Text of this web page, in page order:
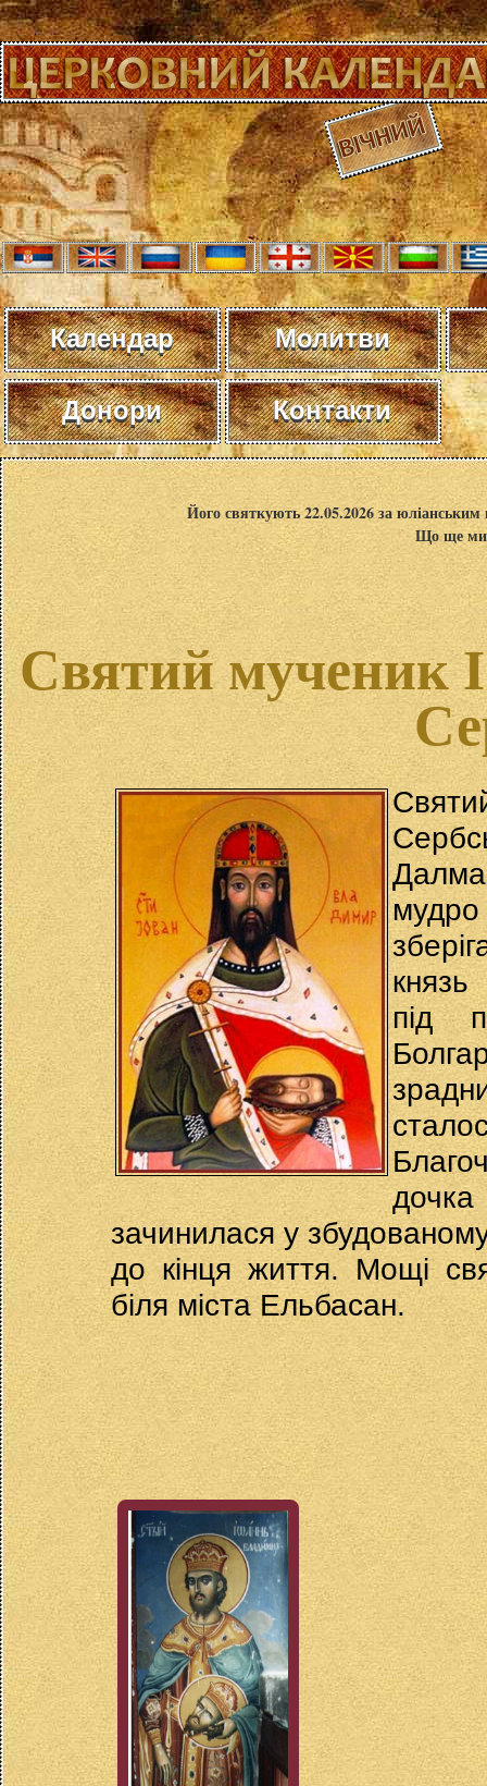
Календар Молитви
Донори Контакти
Його святкують 22.05.2026 за
Що ще ми
Святий мученик
під
зачинилася у
до кінця життя. Мощі
біля міста Ельбасан.